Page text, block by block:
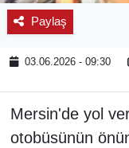
Paylaş
03.06.2026 - 09:30
Mersin'de yol
otobüsünün